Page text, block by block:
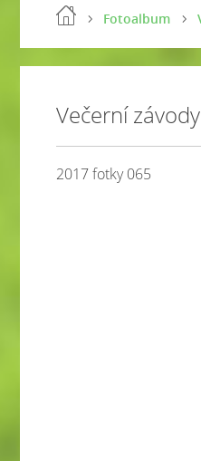
Fotoalbum
Večerní
2017 fotky 065